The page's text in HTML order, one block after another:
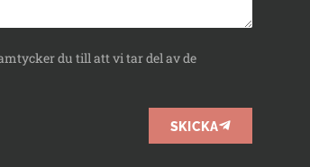
du till att vi tar del av de
SKICKA